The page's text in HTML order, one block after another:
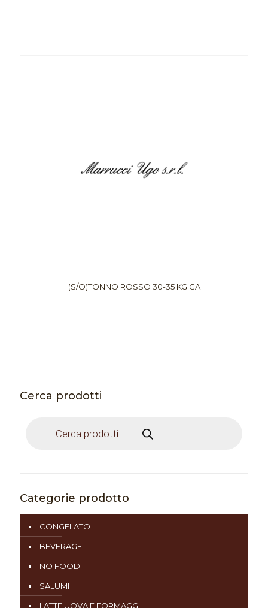
(S/O)TONNO ROSSO 30-35 KG CA
Cerca prodotti
Categorie prodotto
CONGELATO
BEVERAGE
NO FOOD
SALUMI
LATTE UOVA E FORMAGGI